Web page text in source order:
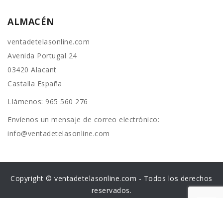
ALMACÉN
ventadetelasonline.com
Avenida Portugal 24
03420 Alacant
Castalla España
Llámenos: 965 560 276
Envíenos un mensaje de correo electrónico:
info@ventadetelasonline.com
Copyright © ventadetelasonline.com - Todos los derechos
reservados.